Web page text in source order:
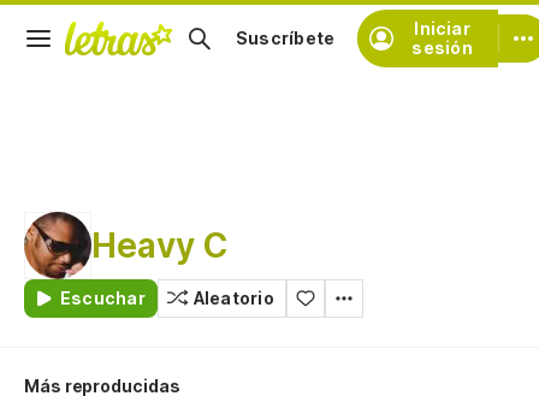
Iniciar
sesión
Suscríbete
Heavy C
Escuchar Aleatorio
Más reproducidas